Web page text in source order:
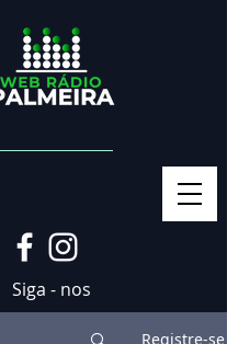
Siga - nos
Registre-se